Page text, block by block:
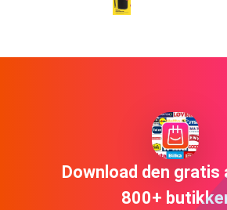
Download den gratis
800+